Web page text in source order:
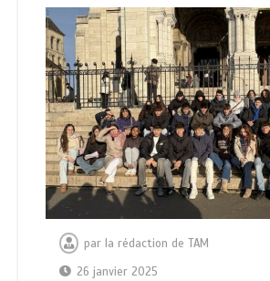
par la rédaction de TAM
26 janvier 2025